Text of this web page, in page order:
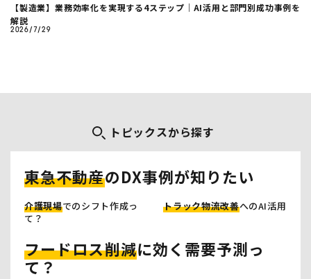
【製造業】業務効率化を実現する4ステップ｜AI活用と部門別成功事例を
解説
2026/7/29
トピックスから探す
東急不動産のDX事例が知りたい
介護現場でのシフト作成っ
て？
トラック物流改善へのAI活用
フードロス削減に効く需要予測っ
て？